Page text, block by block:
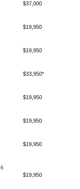
$37,000
$19,950
$19,950
$33,950*
$19,950
$19,950
$19,950
6
$19,950